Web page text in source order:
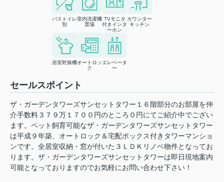
バストイレ
別
室内洗濯機
置場
TVモニタ
付きインタ
ーホン
カウンター
キッチン
浴室乾燥機オートロッ
ク
エレベータ
ー
セールスポイント
ザ・ガーデンタワーズサンセットタワー１６階部分のお部屋を仲
介手数料３７９万１７００円のところ０円にてご紹介中でござい
ます。ペット飼育可能なザ・ガーデンタワーズサンセットタワー
は平成９年築、オートロック＆宅配ボックス付きタワーマンショ
ンです。全居室収納・窓が付いた３ＬＤＫリノベ物件となってお
ります。ザ・ガーデンタワーズサンセットタワーは即日現地案内
可能となっておりますのでお気軽にお問い合わせ下さい！